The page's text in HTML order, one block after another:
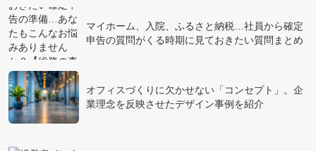
マイホーム、入院、ふるさと納税…社員から確定
申告の質問がくる時期に見ておきたい質問まとめ
オフィスづくりに欠かせない「コンセプト」。企
業理念を反映させたデザイン事例を紹介